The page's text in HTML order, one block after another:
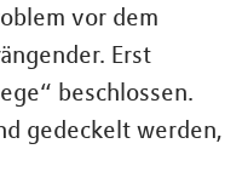
vor dem
Erst
beschlossen.
gedeckelt werden,